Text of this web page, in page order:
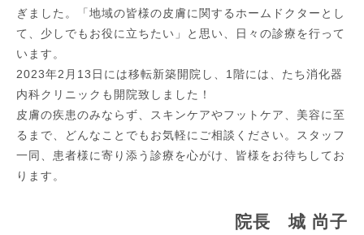
ぎました。「地域の皆様の皮膚に関するホームドクターとし
て、少しでもお役に立ちたい」と思い、日々の診療を行って
います。
2023年2月13日には移転新築開院し、1階には、たち消化器
内科クリニックも開院致しました！
皮膚の疾患のみならず、スキンケアやフットケア、美容に至
るまで、どんなことでもお気軽にご相談ください。スタッフ
一同、患者様に寄り添う診療を心がけ、皆様をお待ちしてお
ります。
院長 城 尚子